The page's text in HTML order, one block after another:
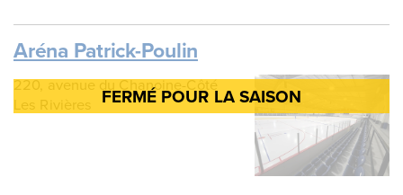
Aréna Patrick-Poulin
220, avenue du Chanoine-Côté
Les Rivières